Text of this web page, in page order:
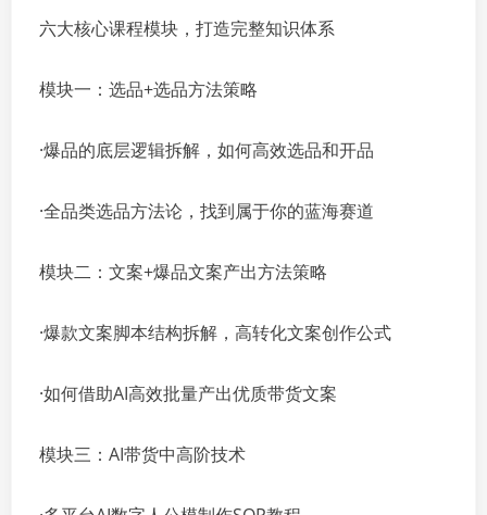
六大核心课程模块，打造完整知识体系
模块一：选品+选品方法策略
·爆品的底层逻辑拆解，如何高效选品和开品
·全品类选品方法论，找到属于你的蓝海赛道
模块二：文案+爆品文案产出方法策略
·爆款文案脚本结构拆解，高转化文案创作公式
·如何借助AI高效批量产出优质带货文案
模块三：AI带货中高阶技术